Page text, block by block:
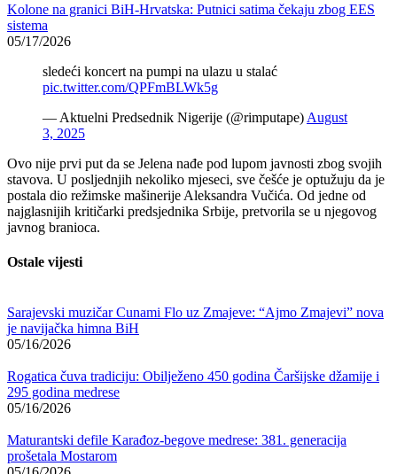
Kolone na granici BiH-Hrvatska: Putnici satima čekaju zbog EES
sistema
05/17/2026
sledeći koncert na pumpi na ulazu u stalać
pic.twitter.com/QPFmBLWk5g
— Aktuelni Predsednik Nigerije (@rimputape) August
3, 2025
Ovo nije prvi put da se Jelena nađe pod lupom javnosti zbog svojih
stavova. U posljednjih nekoliko mjeseci, sve češće je optužuju da je
postala dio režimske mašinerije Aleksandra Vučića. Od jedne od
najglasnijih kritičarki predsjednika Srbije, pretvorila se u njegovog
javnog branioca.
Ostale vijesti
Sarajevski muzičar Cunami Flo uz Zmajeve: “Ajmo Zmajevi” nova
je navijačka himna BiH
05/16/2026
Rogatica čuva tradiciju: Obilježeno 450 godina Čaršijske džamije i
295 godina medrese
05/16/2026
Maturantski defile Karađoz-begove medrese: 381. generacija
prošetala Mostarom